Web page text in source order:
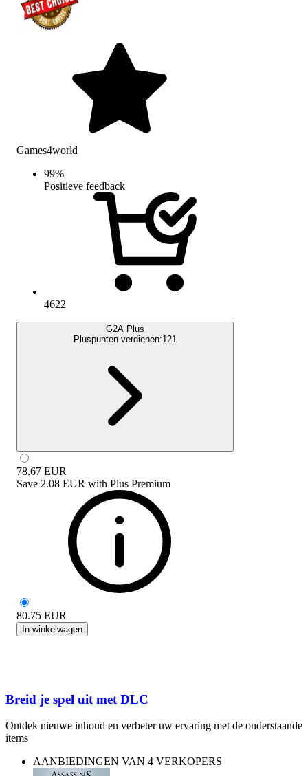
Games4world
99%
Positieve feedback
4622
G2A Plus
Pluspunten verdienen:121
78.67 EUR
Save 2.08 EUR with Plus Premium
80.75 EUR
In winkelwagen
Breid je spel uit met DLC
Ontdek nieuwe inhoud en verbeter uw ervaring met de onderstaande
items
AANBIEDINGEN VAN 4 VERKOPERS